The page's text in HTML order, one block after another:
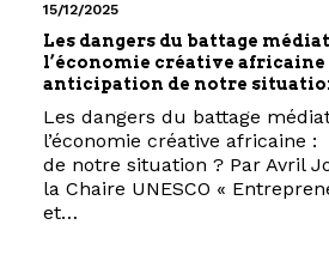
15/12/2025
Les dangers du battage
l’économie créative africaine
anticipation de notre
Les dangers du battage
l’économie créative africaine
de notre situation ? Par Avril
la Chaire UNESCO «
et…